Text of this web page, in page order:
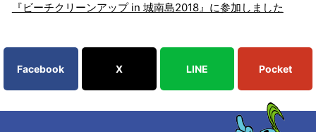
『ビーチクリーンアップ in 城南島2018』に参加しました
Facebook X LINE Pocket